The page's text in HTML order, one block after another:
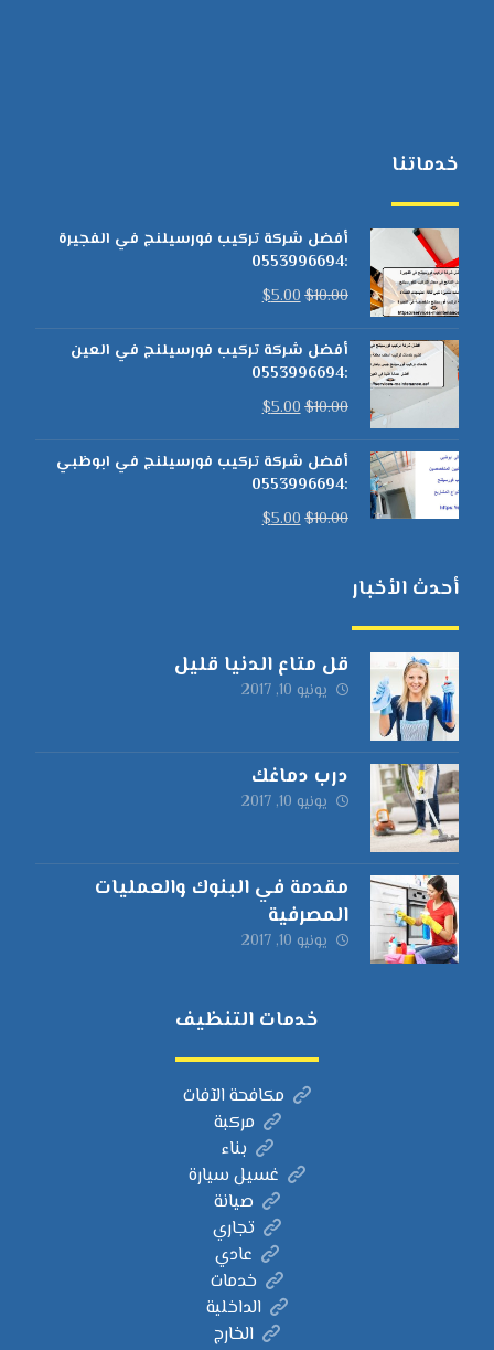
خدماتنا
أفضل شركة تركيب فورسيلنج في الفجيرة
:0553996694
$10.00
$5.00
أفضل شركة تركيب فورسيلنج في العين
:0553996694
$10.00
$5.00
أفضل شركة تركيب فورسيلنج في ابوظبي
:0553996694
$10.00
$5.00
أحدث الأخبار
قل متاع الدنيا قليل
يونيو 10, 2017
درب دماغك
يونيو 10, 2017
مقدمة في البنوك والعمليات
المصرفية
يونيو 10, 2017
خدمات التنظيف
مكافحة الآفات
مركبة
بناء
غسيل سيارة
صيانة
تجاري
عادي
خدمات
الداخلية
الخارج